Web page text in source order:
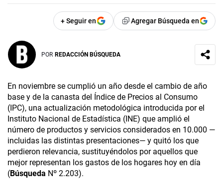
+ Seguir en Agregar Búsqueda en
POR REDACCIÓN BÚSQUEDA
En noviembre se cumplió un año desde el cambio de año
base y de la canasta del Índice de Precios al Consumo
(IPC), una actualización metodológica introducida por el
Instituto Nacional de Estadística (INE) que amplió el
número de productos y servicios considerados en 10.000 —
incluidas las distintas presentaciones— y quitó los que
perdieron relevancia, sustituyéndolos por aquellos que
mejor representan los gastos de los hogares hoy en día
(Búsqueda Nº 2.203).